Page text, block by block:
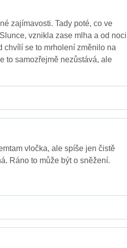
zajímavosti. Tady poté, co ve
vznikla zase mlha a od noci
chvílí se to mrholení změnilo na
to samozřejmě nezůstává, ale
vločka, ale spíše jen čistě
Ráno to může být o sněžení.